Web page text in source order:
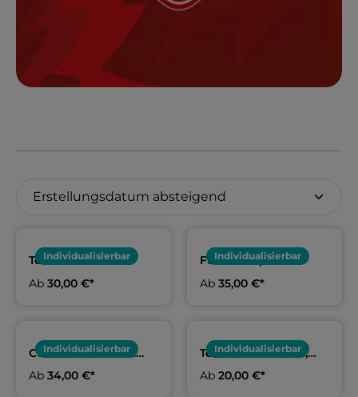
Individualisierbar
Team Polo
TSV Altenfurt
Ab 30,00 €*
Individualisierbar
Funktionspolo
| TSV Altenfurt
Ab 35,00 €*
Individualisierbar
Custom Teamshirt
| TSV Altenfurt
Ab 34,00 €*
Individualisierbar
Teamshirt Damen,
Altenfurt
Ab 20,00 €*